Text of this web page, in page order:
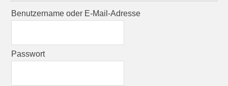
Benutzername oder E-Mail-Adresse
Passwort